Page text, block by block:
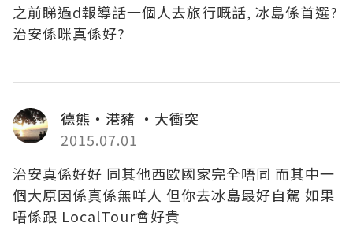
之前睇過d報導話一個人去旅行嘅話, 冰島係首選?
治安係咪真係好?
德熊・港豬 ・大衝突
2015.07.01
治安真係好好 同其他西歐國家完全唔同 而其中一
個大原因係真係無咩人 但你去冰島最好自駕 如果
唔係跟 LocalTour會好貴